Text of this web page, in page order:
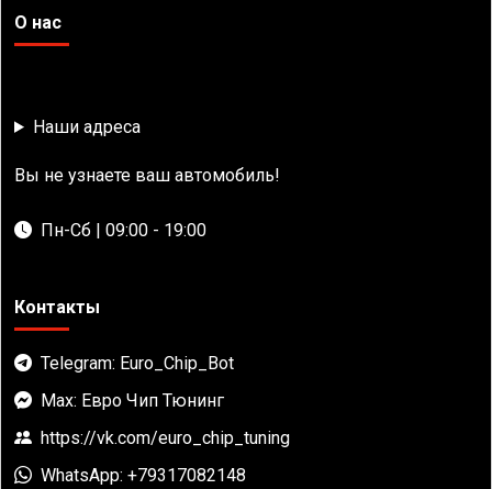
О нас
Наши адреса
Вы не узнаете ваш автомобиль!
Пн-Сб | 09:00 - 19:00
Контакты
Telegram: Euro_Chip_Bot
Max: Евро Чип Тюнинг
https://vk.com/euro_chip_tuning
WhatsApp: +79317082148